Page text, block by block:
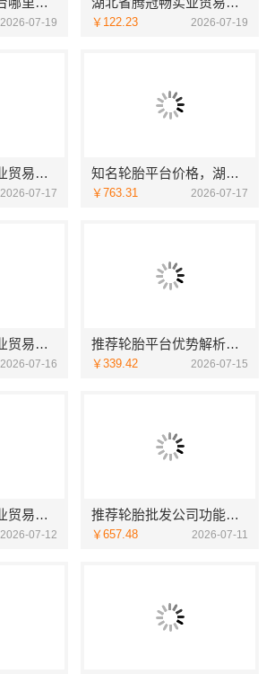
2026-07-19 ￥122.23 2026-07-19
湖北省腾冠畅实业贸易有限公司：专业轮胎批发平台解决方案
2026-07-17
知名轮胎平台价格，湖北省腾冠畅实业贸易有限公司一手低价直供
￥763.31 2026-07-17
湖北省腾冠畅实业贸易有限公司推荐轮胎平台优势详解
2026-07-16
推荐轮胎平台优势解析：湖北省腾冠畅实业贸易有限公司
￥339.42 2026-07-15
湖北省腾冠畅实业贸易有限公司：知名轮胎平台价格解析
2026-07-12
推荐轮胎批发公司功能展示：湖北省腾冠畅实业贸易有限公司
￥657.48 2026-07-11